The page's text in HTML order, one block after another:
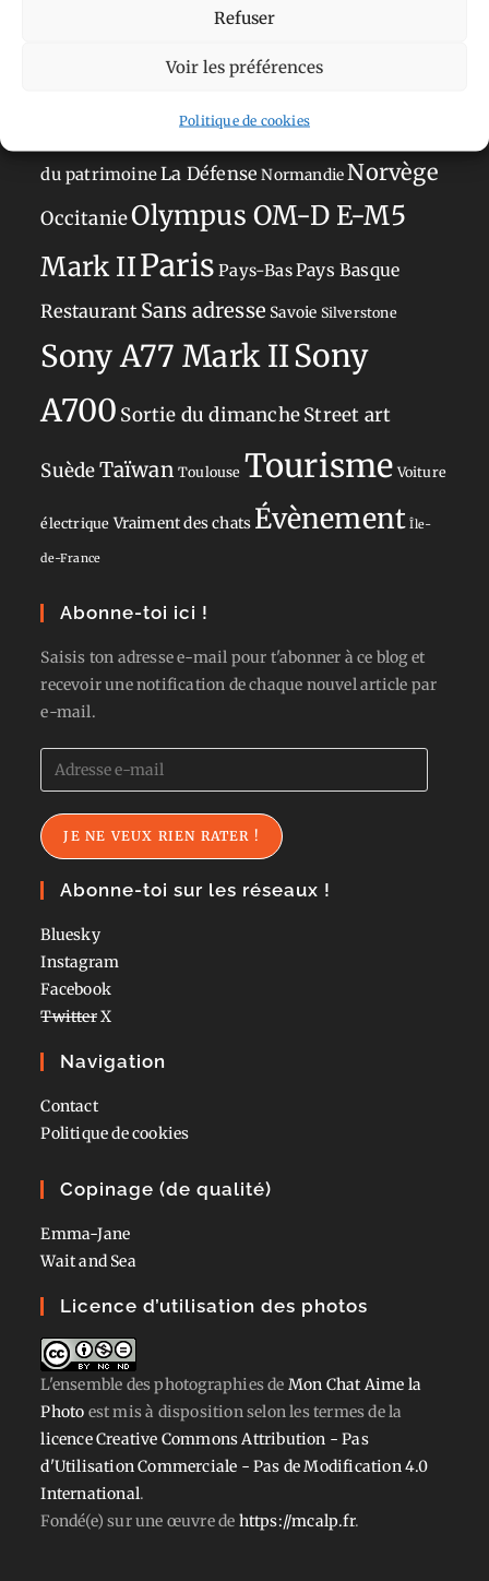
Refuser
Voir les préférences
Politique de cookies
Aimez-vous bordel
Anti tourisme Belgique
Japon
du patrimoineLa Défense NormandieNorvège
OccitanieOlympus OM-D E-M5
Mark IIParis Pays-BasPays Basque
Restaurant Sans adresse Savoie Silverstone
Sony A77 Mark IISony
A700 Sortie du dimancheStreet art
SuèdeTaïwan Toulouse Tourisme Voiture
électrique Vraiment des chats Évènement Île-
de-France
Abonne-toi ici !
Saisis ton adresse e-mail pour t'abonner à ce blog et
recevoir une notification de chaque nouvel article par
e-mail.
Adresse
e-
mail
JE NE VEUX RIEN RATER !
Abonne-toi sur les réseaux !
Bluesky
Instagram
Facebook
TwitterX
Navigation
Contact
Politique de cookies
Copinage (de qualité)
Emma-Jane
Wait and Sea
Licence d’utilisation des photos
L'ensemble des photographiesde Mon Chat Aime la
Photo est mis à disposition selon les termes de la
licence Creative Commons Attribution - Pas
d'Utilisation Commerciale - Pas de Modification 4.0
International.
Fondé(e) sur une œuvre de https://mcalp.fr.